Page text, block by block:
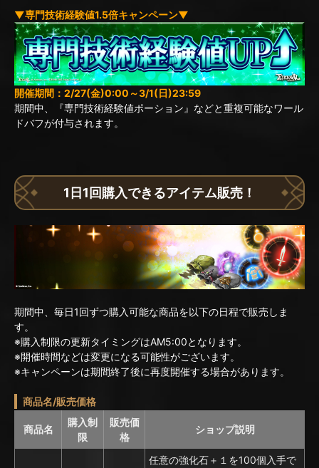
▼専門技術経験値1.5倍キャンペーン▼
開催期間：2/27(金)0:00～3/1(日)23:59
期間中、『専門技術経験値ポーション』などと重複可能なワール
ドバフが付与されます。
1日1回購入できるアイテム販売！
期間中、毎日1回ずつ購入可能な商品を以下の日程で販売しま
す。
※購入制限の更新タイミングはAM5:00となります。
※開催時間などは変更になる可能性がございます。
※キャンペーンは期間終了後に再度開催する場合があります。
商品名/販売価格
商品名
購入制
限
販売価
格
ショップ説明
任意の強化石＋１を100個入手で